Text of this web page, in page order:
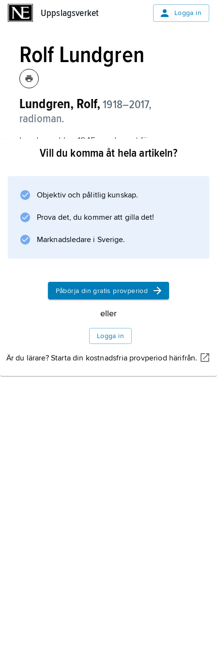
Uppslagsverket Logga in
Rolf Lundgren
Lundgren, Rolf, 1918–2017,
radioman.
Lundgren blev 1945 producent för
Radiotjänsts språkkurser och fortsatte sedan
Sveriges Radios barn- och
skolprogramavdelningen samt 1969–77
Information om artikeln
Vill du komma åt hela artikeln?
Objektiv och pålitlig kunskap.
Prova det, du kommer att gilla det!
Marknadsledare i Sverige.
Påbörja din gratis provperiod
eller
Logga in
Är du lärare? Starta din kostnadsfria provperiod härifrån.